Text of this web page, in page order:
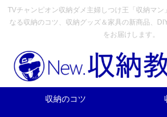
TVチャンピオン収納ダメ主婦しつけ王「収納マン
なる収納のコツ、収納グッズ＆家具の新商品、
をお届けします。
収納のコツ